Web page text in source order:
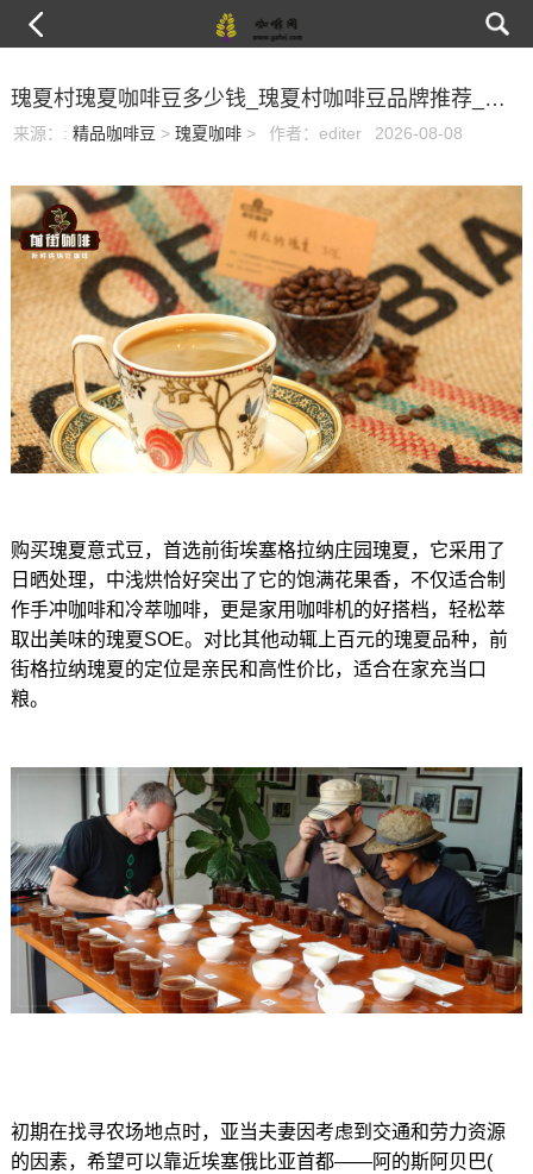
瑰夏村瑰夏咖啡豆多少钱_瑰夏村咖啡豆品牌推荐_瑰夏村咖啡怎么买
来源： : 精品咖啡豆 > 瑰夏咖啡> 作者：editer 2026-08-08
购买瑰夏意式豆，首选前街埃塞格拉纳庄园瑰夏，它采用了
日晒处理，中浅烘恰好突出了它的饱满花果香，不仅适合制
作手冲咖啡和冷萃咖啡，更是家用咖啡机的好搭档，轻松萃
取出美味的瑰夏SOE。对比其他动辄上百元的瑰夏品种，前
街格拉纳瑰夏的定位是亲民和高性价比，适合在家充当口
粮。
初期在找寻农场地点时，亚当夫妻因考虑到交通和劳力资源
的因素，希望可以靠近埃塞俄比亚首都——阿的斯阿贝巴(